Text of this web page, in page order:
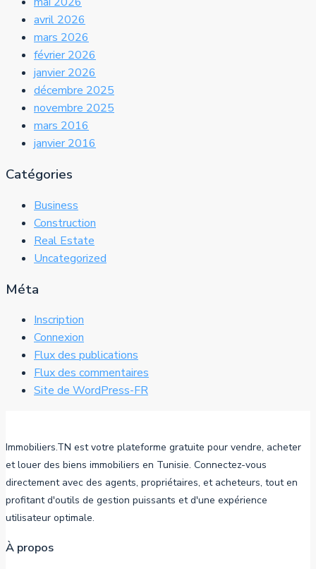
avril 2026
mars 2026
février 2026
janvier 2026
décembre 2025
novembre 2025
mars 2016
janvier 2016
Catégories
Business
Construction
Real Estate
Uncategorized
Méta
Inscription
Connexion
Flux des publications
Flux des commentaires
Site de WordPress-FR
Immobiliers.TN est votre plateforme gratuite pour vendre, acheter
et louer des biens immobiliers en Tunisie. Connectez-vous
directement avec des agents, propriétaires, et acheteurs, tout en
profitant d'outils de gestion puissants et d'une expérience
utilisateur optimale.
À propos